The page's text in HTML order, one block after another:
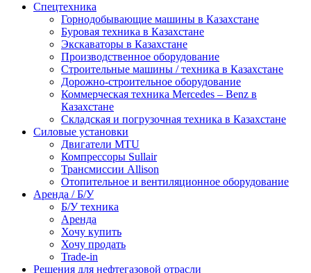
Спецтехника
Горнодобывающие машины в Казахстане
Буровая техника в Казахстане
Экскаваторы в Казахстане
Производственное оборудование
Строительные машины / техника в Казахстане
Дорожно-строительное оборудование
Коммерческая техника Mercedes – Benz в
Казахстане
Складская и погрузочная техника в Казахстане
Силовые установки
Двигатели MTU
Компрессоры Sullair
Трансмиссии Allison
Отопительное и вентиляционное оборудование
Аренда / Б/У
Б/У техника
Аренда
Хочу купить
Хочу продать
Trade-in
Решения для нефтегазовой отрасли